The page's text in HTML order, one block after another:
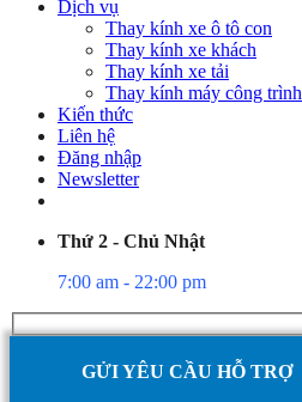
Dịch vụ
Thay kính xe ô tô con
Thay kính xe khách
Thay kính xe tải
Thay kính máy công trình
Kiến thức
Liên hệ
Đăng nhập
Newsletter
Thứ 2 - Chủ Nhật
7:00 am - 22:00 pm
GỬI YÊU CẦU HỖ TRỢ